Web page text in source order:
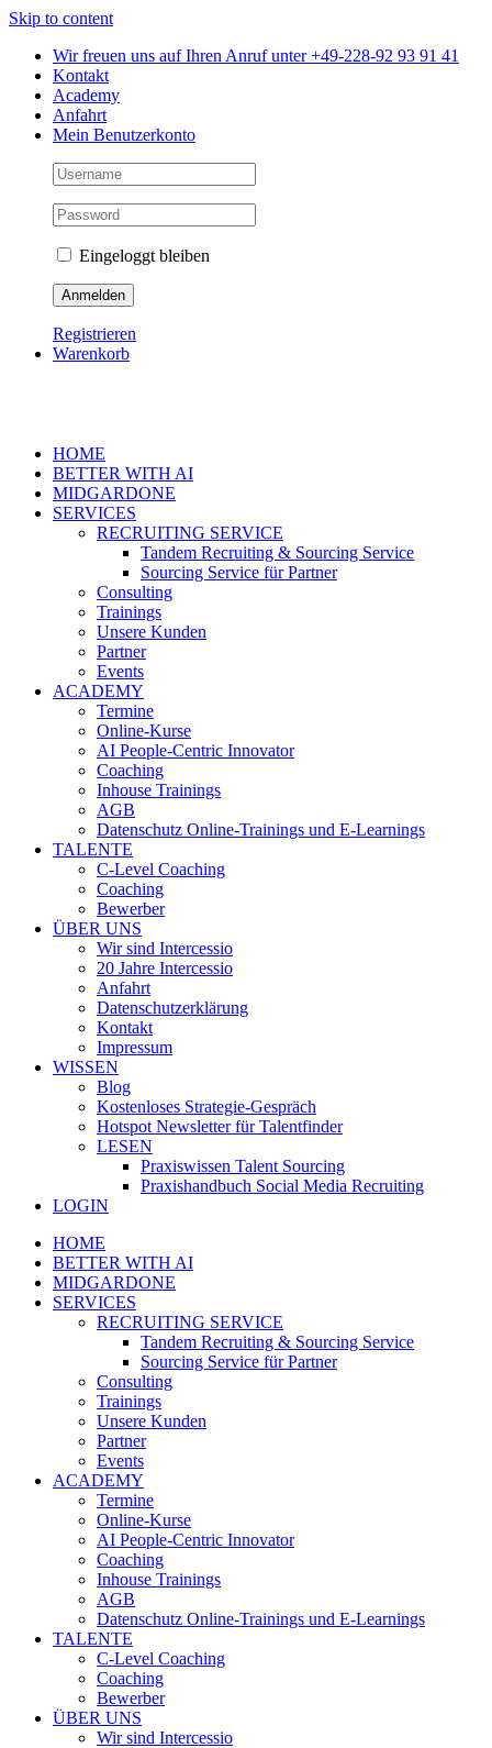
Skip to content
Wir freuen uns auf Ihren Anruf unter +49-228-92 93 91 41
Kontakt
Academy
Anfahrt
Mein Benutzerkonto
Eingeloggt bleiben
Registrieren
Warenkorb
HOME
BETTER WITH AI
MIDGARDONE
SERVICES
RECRUITING SERVICE
Tandem Recruiting & Sourcing Service
Sourcing Service für Partner
Consulting
Trainings
Unsere Kunden
Partner
Events
ACADEMY
Termine
Online-Kurse
AI People-Centric Innovator
Coaching
Inhouse Trainings
AGB
Datenschutz Online-Trainings und E-Learnings
TALENTE
C-Level Coaching
Coaching
Bewerber
ÜBER UNS
Wir sind Intercessio
20 Jahre Intercessio
Anfahrt
Datenschutzerklärung
Kontakt
Impressum
WISSEN
Blog
Kostenloses Strategie-Gespräch
Hotspot Newsletter für Talentfinder
LESEN
Praxiswissen Talent Sourcing
Praxishandbuch Social Media Recruiting
LOGIN
HOME
BETTER WITH AI
MIDGARDONE
SERVICES
RECRUITING SERVICE
Tandem Recruiting & Sourcing Service
Sourcing Service für Partner
Consulting
Trainings
Unsere Kunden
Partner
Events
ACADEMY
Termine
Online-Kurse
AI People-Centric Innovator
Coaching
Inhouse Trainings
AGB
Datenschutz Online-Trainings und E-Learnings
TALENTE
C-Level Coaching
Coaching
Bewerber
ÜBER UNS
Wir sind Intercessio